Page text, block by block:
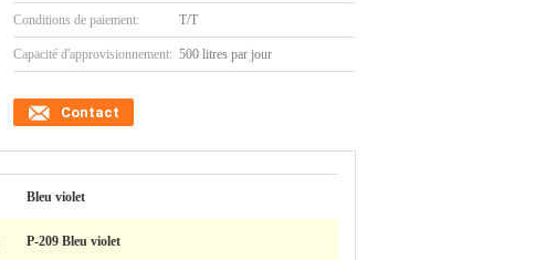
Conditions de paiement: T/T
Capacité d'approvisionnement: 500 litres par jour
Contact
Bleu violet
P-209 Bleu violet